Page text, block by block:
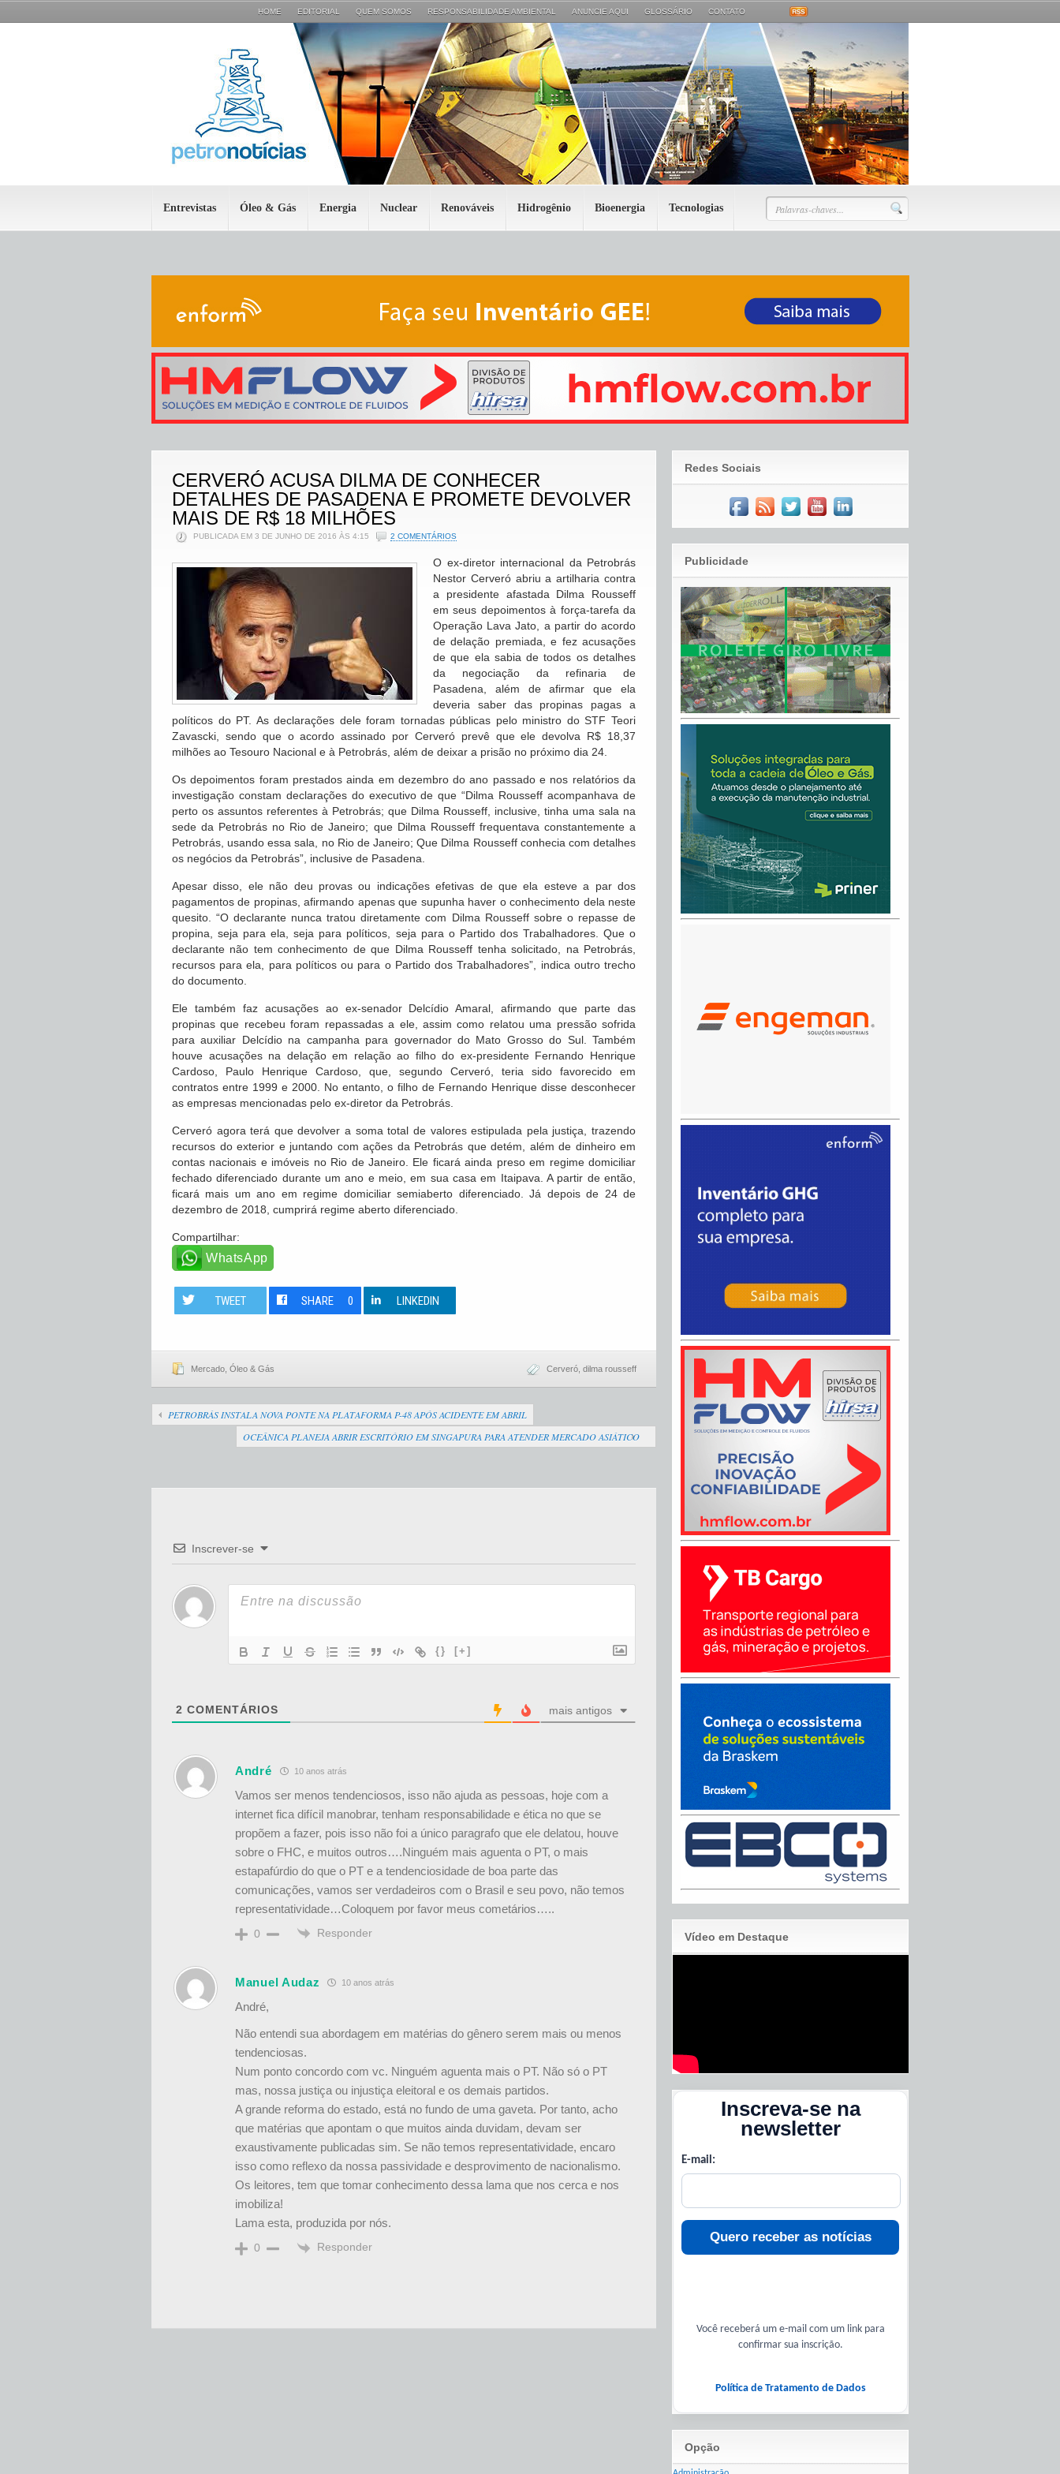
HOME EDITORIAL QUEM SOMOS RESPONSABILIDADE AMBIENTAL ANUNCIE AQUI GLOSSÁRIO CONTATO
Entrevistas Óleo & Gás Energia Nuclear Renováveis Hidrogênio Bioenergia Tecnologias
CERVERÓ ACUSA DILMA DE CONHECER
DETALHES DE PASADENA E PROMETE DEVOLVER
MAIS DE R$ 18 MILHÕES
PUBLICADA EM 3 DE JUNHO DE 2016 ÀS 4:15 2 COMENTÁRIOS
O ex-diretor internacional da Petrobrás
Nestor Cerveró abriu a artilharia contra
a presidente afastada Dilma Rousseff
em seus depoimentos à força-tarefa da
Operação Lava Jato, a partir do acordo
de delação premiada, e fez acusações
de que ela sabia de todos os detalhes
da negociação da refinaria de
Pasadena, além de afirmar que ela
deveria saber das propinas pagas a
políticos do PT. As declarações dele foram tornadas públicas pelo ministro do STF Teori
Zavascki, sendo que o acordo assinado por Cerveró prevê que ele devolva R$ 18,37
milhões ao Tesouro Nacional e à Petrobrás, além de deixar a prisão no próximo dia 24.
Os depoimentos foram prestados ainda em dezembro do ano passado e nos relatórios da
investigação constam declarações do executivo de que “Dilma Rousseff acompanhava de
perto os assuntos referentes à Petrobrás; que Dilma Rousseff, inclusive, tinha uma sala na
sede da Petrobrás no Rio de Janeiro; que Dilma Rousseff frequentava constantemente a
Petrobrás, usando essa sala, no Rio de Janeiro; Que Dilma Rousseff conhecia com detalhes
os negócios da Petrobrás”, inclusive de Pasadena.
Apesar disso, ele não deu provas ou indicações efetivas de que ela esteve a par dos
pagamentos de propinas, afirmando apenas que supunha haver o conhecimento dela neste
quesito. “O declarante nunca tratou diretamente com Dilma Rousseff sobre o repasse de
propina, seja para ela, seja para políticos, seja para o Partido dos Trabalhadores. Que o
declarante não tem conhecimento de que Dilma Rousseff tenha solicitado, na Petrobrás,
recursos para ela, para políticos ou para o Partido dos Trabalhadores”, indica outro trecho
do documento.
Ele também faz acusações ao ex-senador Delcídio Amaral, afirmando que parte das
propinas que recebeu foram repassadas a ele, assim como relatou uma pressão sofrida
para auxiliar Delcídio na campanha para governador do Mato Grosso do Sul. Também
houve acusações na delação em relação ao filho do ex-presidente Fernando Henrique
Cardoso, Paulo Henrique Cardoso, que, segundo Cerveró, teria sido favorecido em
contratos entre 1999 e 2000. No entanto, o filho de Fernando Henrique disse desconhecer
as empresas mencionadas pelo ex-diretor da Petrobrás.
Cerveró agora terá que devolver a soma total de valores estipulada pela justiça, trazendo
recursos do exterior e juntando com ações da Petrobrás que detém, além de dinheiro em
contas nacionais e imóveis no Rio de Janeiro. Ele ficará ainda preso em regime domiciliar
fechado diferenciado durante um ano e meio, em sua casa em Itaipava. A partir de então,
ficará mais um ano em regime domiciliar semiaberto diferenciado. Já depois de 24 de
dezembro de 2018, cumprirá regime aberto diferenciado.
Compartilhar:
WhatsApp
TWEET SHARE 0 LINKEDIN
Mercado Óleo & Gás Cerveró dilma rousseff
PETROBRÁS INSTALA NOVA PONTE NA PLATAFORMA P-48 APÓS ACIDENTE EM ABRIL
OCEÂNICA PLANEJA ABRIR ESCRITÓRIO EM SINGAPURA PARA ATENDER MERCADO ASIÁTICO
Inscrever-se
{} [+]
2 COMENTÁRIOS mais antigos
André 10 anos atrás
Vamos ser menos tendenciosos, isso não ajuda as pessoas, hoje com a
internet fica difícil manobrar, tenham responsabilidade e ética no que se
propõem a fazer, pois isso não foi a único paragrafo que ele delatou, houve
sobre o FHC, e muitos outros….Ninguém mais aguenta o PT, o mais
estapafúrdio do que o PT e a tendenciosidade de boa parte das
comunicações, vamos ser verdadeiros com o Brasil e seu povo, não temos
representatividade…Coloquem por favor meus cometários…..
0 Responder
Manuel Audaz 10 anos atrás
André,
Não entendi sua abordagem em matérias do gênero serem mais ou menos
tendenciosas.
Num ponto concordo com vc. Ninguém aguenta mais o PT. Não só o PT
mas, nossa justiça ou injustiça eleitoral e os demais partidos.
A grande reforma do estado, está no fundo de uma gaveta. Por tanto, acho
que matérias que apontam o que muitos ainda duvidam, devam ser
exaustivamente publicadas sim. Se não temos representatividade, encaro
isso como reflexo da nossa passividade e desprovimento de nacionalismo.
Os leitores, tem que tomar conhecimento dessa lama que nos cerca e nos
imobiliza!
Lama esta, produzida por nós.
0 Responder
Redes Sociais
Publicidade
Vídeo em Destaque
Inscreva-se na
newsletter
E-mail:
Quero receber as notícias
Você receberá um e-mail com um link para
confirmar sua inscrição.
Política de Tratamento de Dados
Opção